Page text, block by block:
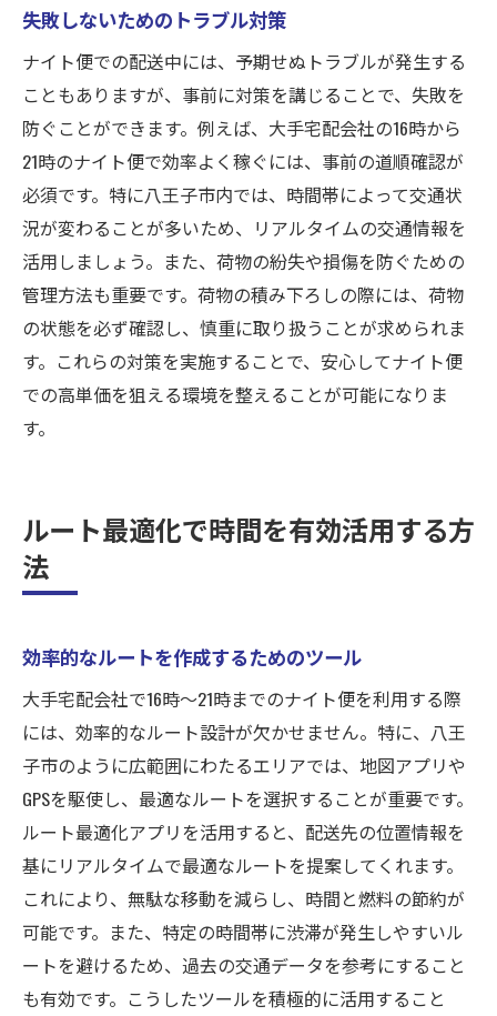
失敗しないためのトラブル対策
ナイト便での配送中には、予期せぬトラブルが発生する
こともありますが、事前に対策を講じることで、失敗を
防ぐことができます。例えば、大手宅配会社の16時から
21時のナイト便で効率よく稼ぐには、事前の道順確認が
必須です。特に八王子市内では、時間帯によって交通状
況が変わることが多いため、リアルタイムの交通情報を
活用しましょう。また、荷物の紛失や損傷を防ぐための
管理方法も重要です。荷物の積み下ろしの際には、荷物
の状態を必ず確認し、慎重に取り扱うことが求められま
す。これらの対策を実施することで、安心してナイト便
での高単価を狙える環境を整えることが可能になりま
す。
ルート最適化で時間を有効活用する方
法
効率的なルートを作成するためのツール
大手宅配会社で16時〜21時までのナイト便を利用する際
には、効率的なルート設計が欠かせません。特に、八王
子市のように広範囲にわたるエリアでは、地図アプリや
GPSを駆使し、最適なルートを選択することが重要です。
ルート最適化アプリを活用すると、配送先の位置情報を
基にリアルタイムで最適なルートを提案してくれます。
これにより、無駄な移動を減らし、時間と燃料の節約が
可能です。また、特定の時間帯に渋滞が発生しやすいル
ートを避けるため、過去の交通データを参考にすること
も有効です。こうしたツールを積極的に活用すること